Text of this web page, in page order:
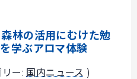
林の活用にむけた勉
学ぶアロマ体験
ー: 国内ニュース )